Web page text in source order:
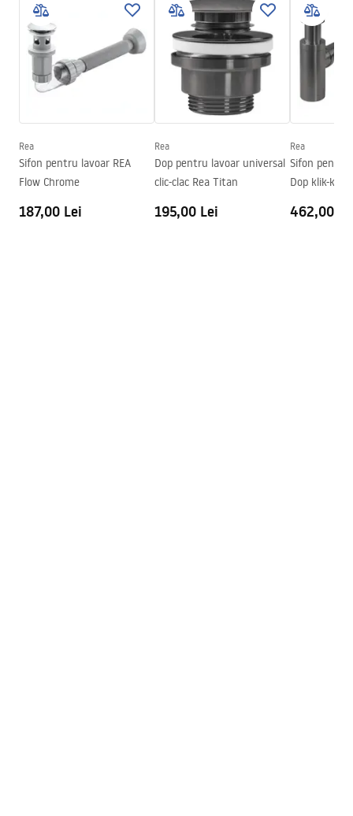
Finisaj
Lucios
Lungime
410mm
Latime
345mm
Inalime
150mm
110mm
Formă
Preaplin
Da Nu
Instrucțiuni de asamblare
Condiții de garanție
Warranty_Terms_and_Conditions_Basins_-_5.pdf
Rea
Sifon pentru lavoar REA
Flow Chrome
187,00 Lei
Rea
Dop pentru lavoar universal
clic-clac Rea Titan
195,00 Lei
Rea
Sifon pentru
Dop klik-
462,00